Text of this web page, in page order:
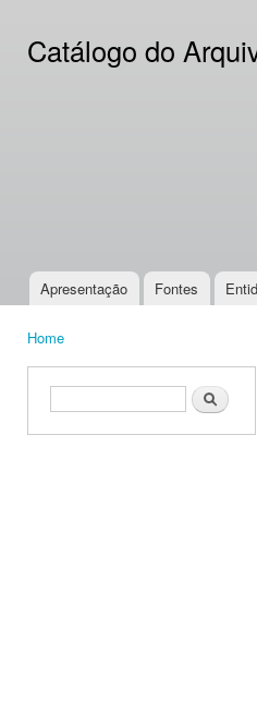
Catálogo do
Main menu
Apresentação Fontes
Home
Search form Search